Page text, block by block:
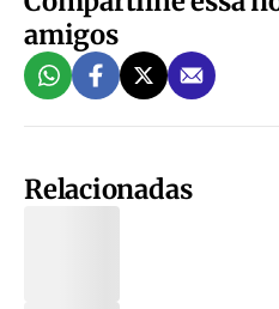
amigos
Relacionadas